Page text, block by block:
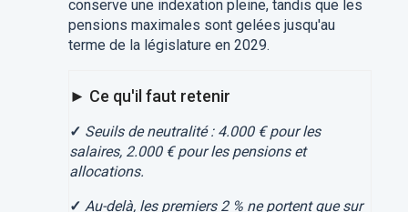
conserve une indexation pleine, tandis que les
pensions maximales sont gelées jusqu'au
terme de la législature en 2029.
► Ce qu'il faut retenir
✓ Seuils de neutralité : 4.000 € pour les
salaires, 2.000 € pour les pensions et
allocations.
✓ Au-delà, les premiers 2 % ne portent que sur